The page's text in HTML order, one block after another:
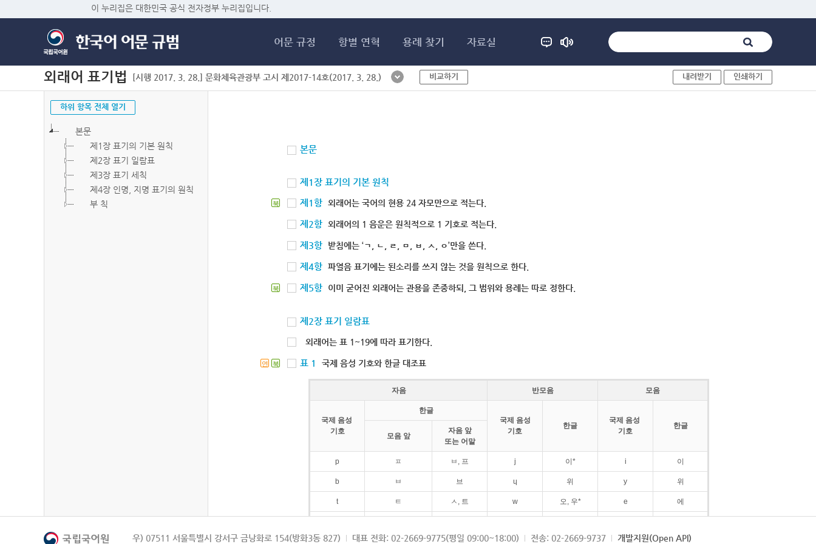
이 누리집은 대한민국 공식 전자정부 누리집입니다.
어문 규정 항별 연혁 용례 찾기 자료실
외래어 표기법 [시행 2017. 3. 28.] 문화체육관광부 고시 제2017-14호(2017. 3. 28.) 비교하기 내려받기 인쇄하기
하위 항목 전체 열기
본문
제1장 표기의 기본 원칙
제2장 표기 일람표
제3장 표기 세칙
제4장 인명, 지명 표기의 원칙
부 칙
본문
제1장 표기의 기본 원칙
북 제1항 외래어는 국어의 현용 24 자모만으로 적는다.
제2항 외래어의 1 음운은 원칙적으로 1 기호로 적는다.
제3항 받침에는 ‘ㄱ, ㄴ, ㄹ, ㅁ, ㅂ, ㅅ, ㅇ’만을 쓴다.
제4항 파열음 표기에는 된소리를 쓰지 않는 것을 원칙으로 한다.
북 제5항 이미 굳어진 외래어는 관용을 존중하되, 그 범위와 용례는 따로 정한다.
제2장 표기 일람표
외래어는 표 1~19에 따라 표기한다.
연 북 표 1 국제 음성 기호와 한글 대조표
자음 반모음 모음
국제 음성
기호
한글
국제 음성
기호
한글
국제 음성
기호
한글
모음 앞
자음 앞
또는 어말
p ㅍ ㅂ, 프 j 이* i 이
b ㅂ 브 ɥ 위 y 위
t ㅌ ㅅ, 트 w 오, 우* e 에
k ㅋ ㄱ, 크 ɛ 에
우) 07511 서울특별시 강서구 금낭화로 154(방화3동 827) 대표 전화: 02-2669-9775(평일 09:00~18:00) 전송: 02-2669-9737 개발지원(Open API)